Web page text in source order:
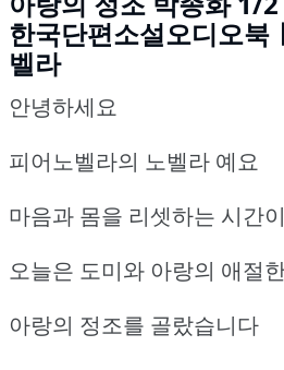
한국단편소설오디오북
벨라
안녕하세요
피어노벨라의 노벨라 예요
마음과 몸을 리셋하는 시간
오늘은 도미와 아랑의 애절
아랑의 정조를 골랐습니다